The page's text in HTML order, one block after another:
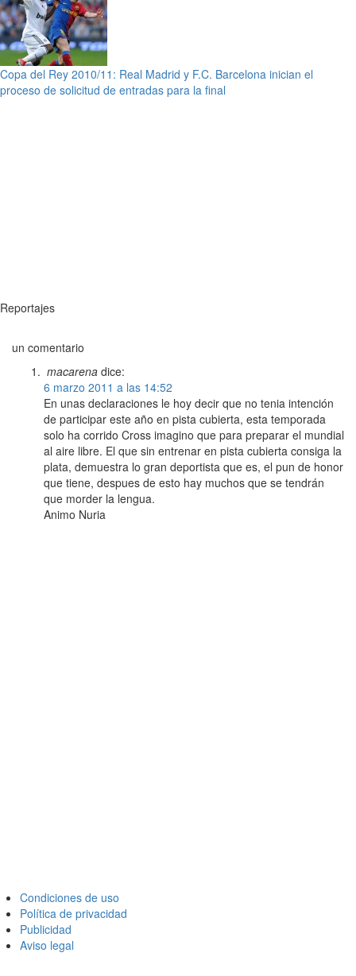
Copa del Rey 2010/11: Real Madrid y F.C. Barcelona inician el
proceso de solicitud de entradas para la final
Reportajes
un comentario
macarena dice:
6 marzo 2011 a las 14:52
En unas declaraciones le hoy decir que no tenia intención
de participar este año en pista cubierta, esta temporada
solo ha corrido Cross imagino que para preparar el mundial
al aire libre. El que sin entrenar en pista cubierta consiga la
plata, demuestra lo gran deportista que es, el pun de honor
que tiene, despues de esto hay muchos que se tendrán
que morder la lengua.
Animo Nuria
Condiciones de uso
Política de privacidad
Publicidad
Aviso legal